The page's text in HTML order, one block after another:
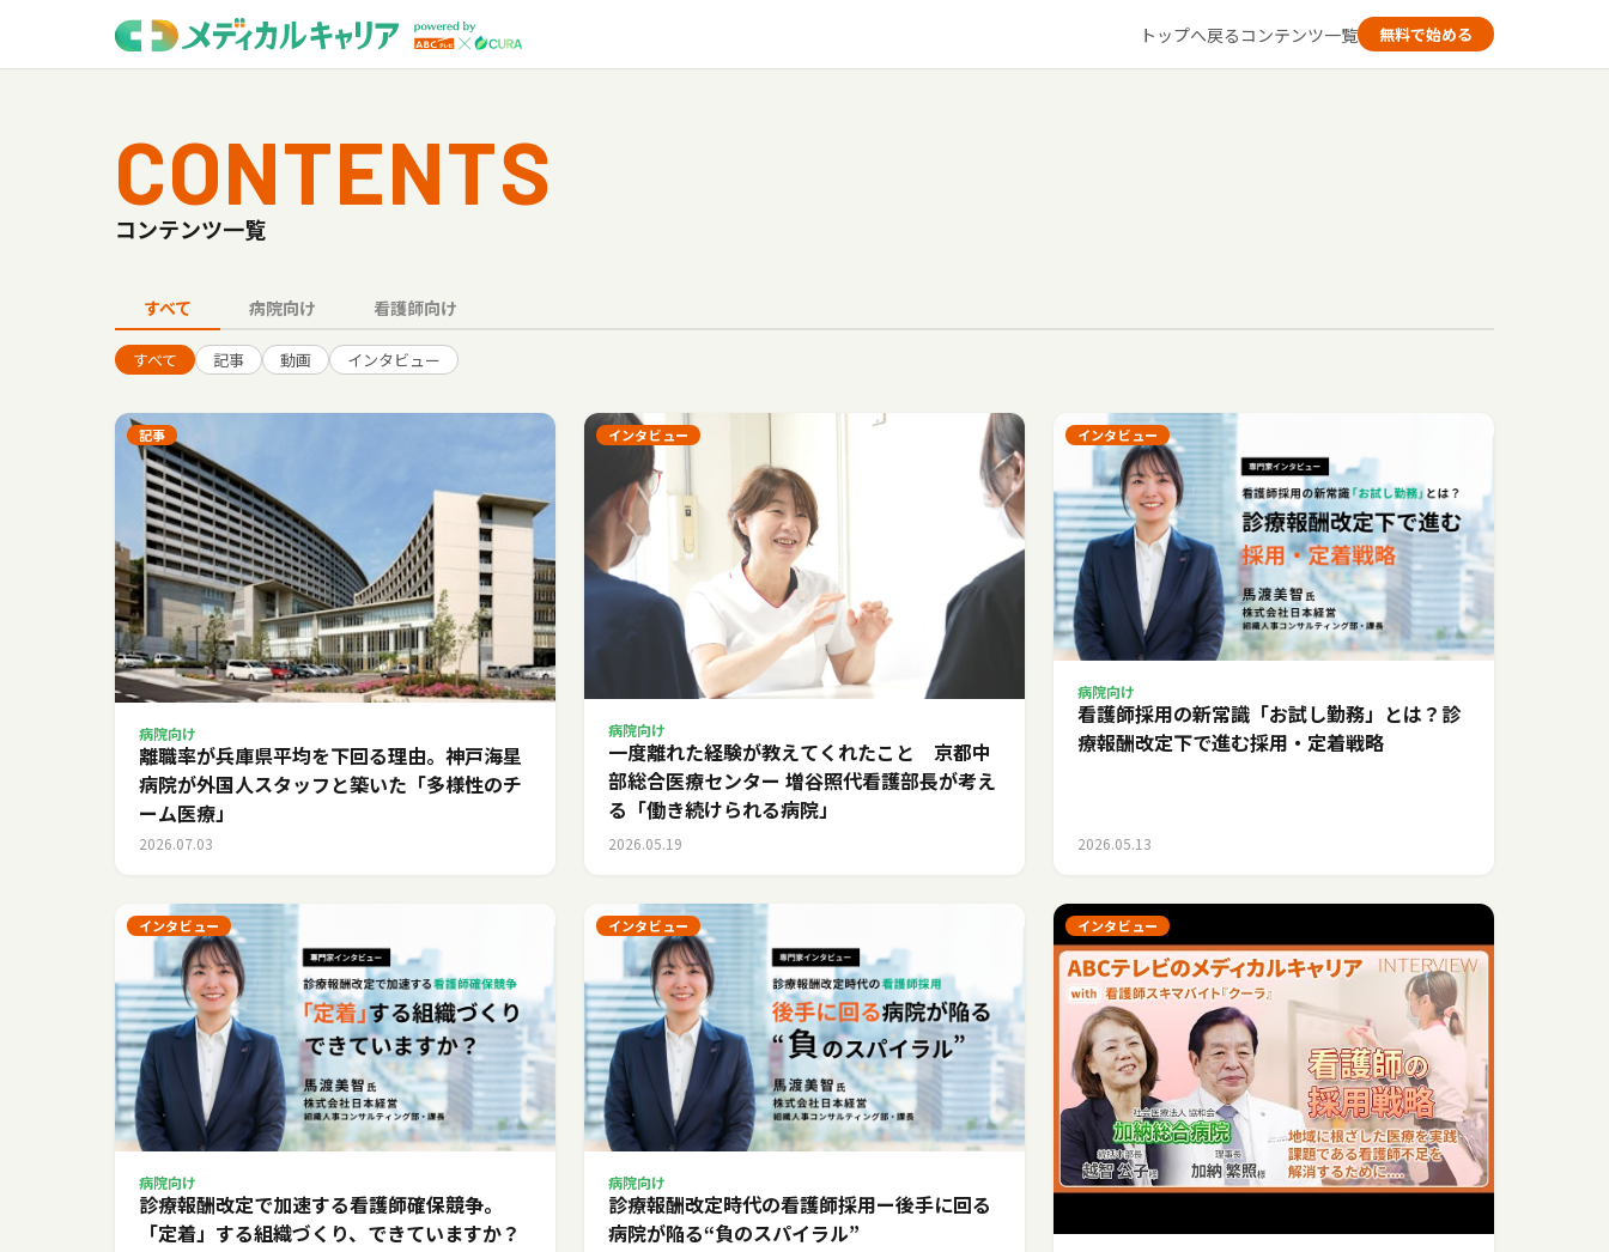
トップへ戻るコンテンツ一覧 無料で始める
CONTENTS
コンテンツ一覧
すべて 病院向け 看護師向け
すべて 記事 動画 インタビュー
記事
病院向け
離職率が兵庫県平均を下回る理由。神戸海星
病院が外国人スタッフと築いた「多様性のチ
ーム医療」
2026.07.03
インタビュー
病院向け
一度離れた経験が教えてくれたこと 京都中
部総合医療センター 増谷照代看護部長が考え
る「働き続けられる病院」
2026.05.19
インタビュー
病院向け
看護師採用の新常識「お試し勤務」とは？診
療報酬改定下で進む採用・定着戦略
2026.05.13
インタビュー
病院向け
診療報酬改定で加速する看護師確保競争。
「定着」する組織づくり、できていますか？
インタビュー
病院向け
診療報酬改定時代の看護師採用ー後手に回る
病院が陥る“負のスパイラル”
インタビュー